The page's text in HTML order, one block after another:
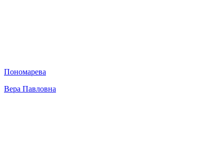
Пономарева
Вера Павловна